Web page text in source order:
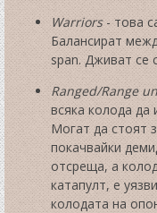
Warriors- това
Балансират
span. Дживат се
Ranged/Range
всяка колода да
Могат да стоят
покачвайки
отсреща, а
катапулт, е
колодата на